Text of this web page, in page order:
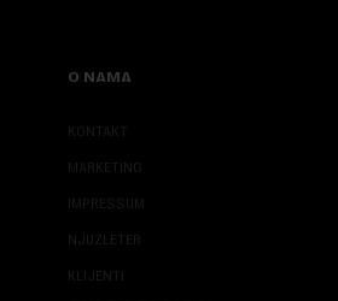
O NAMA
KONTAKT
MARKETING
IMPRESSUM
NJUZLETER
KLIJENTI